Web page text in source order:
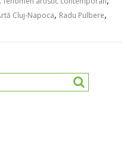
Cluj-Napoca, Radu Pulbere,